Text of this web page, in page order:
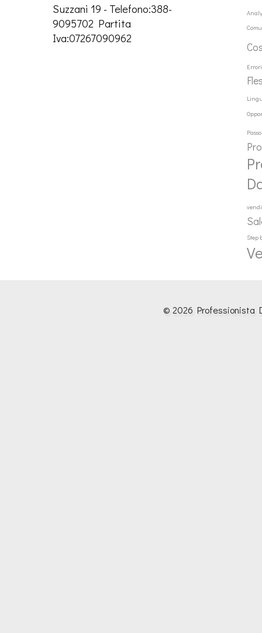
Suzzani 19 - Telefono:388-
9095702 Partita
Iva:07267090962
Errori
Passo
Step
© 2026 Professionista